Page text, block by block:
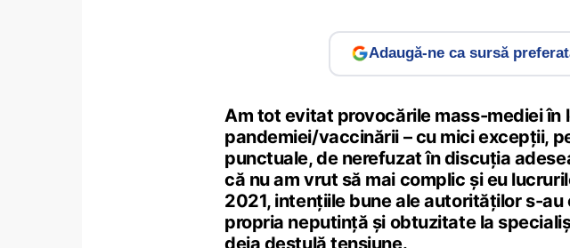
Adaugă-ne ca sursă
Am tot evitat provocările mass-mediei în
pandemiei/vaccinării – cu mici excepții,
punctuale, de nerefuzat în discuția
că nu am vrut să mai complic și eu
2021, intențiile bune ale autorităților s-
propria neputință și obtuzitate la
deja destulă tensiune.